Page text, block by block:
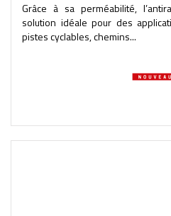
Grâce à sa perméabilité,
solution idéale pour des
pistes cyclables, chemins...